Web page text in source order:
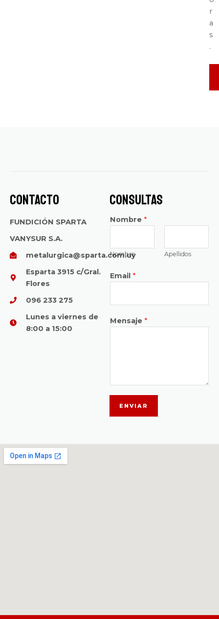
r
a
s
.
Contacto
FUNDICIÓN SPARTA
VANYSUR S.A.
metalurgica@sparta.com.uy
Esparta 3915 c/Gral.
Flores
096 233 275
Lunes a viernes de
8:00 a 15:00
Consultas
Nombre *
Nombre Apellidos
Email *
Mensaje *
ENVIAR